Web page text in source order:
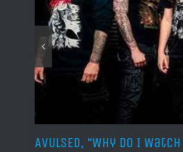
AVULSED, “Why Do I